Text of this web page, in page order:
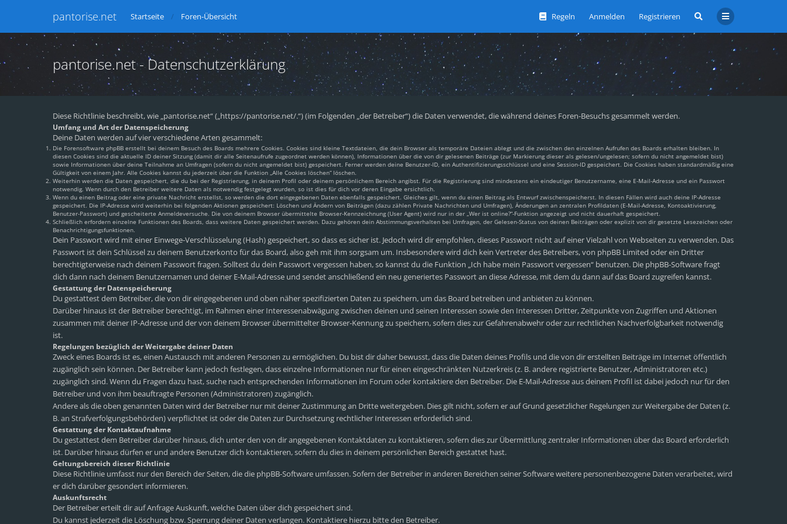
pantorise.net Regeln Anmelden Registrieren
Startseite Foren-Übersicht
pantorise.net - Datenschutzerklärung
Diese Richtlinie beschreibt, wie „pantorise.net“ („https://pantorise.net/.“) (im Folgenden „der Betreiber“) die Daten verwendet, die während deines Foren-Besuchs gesammelt werden.
Umfang und Art der Datenspeicherung
Deine Daten werden auf vier verschiedene Arten gesammelt:
Die Forensoftware phpBB erstellt bei deinem Besuch des Boards mehrere Cookies. Cookies sind kleine Textdateien, die dein Browser als temporäre Dateien ablegt und die zwischen den einzelnen Aufrufen des Boards erhalten bleiben. In
diesen Cookies sind die aktuelle ID deiner Sitzung (damit dir alle Seitenaufrufe zugeordnet werden können), Informationen über die von dir gelesenen Beiträge (zur Markierung dieser als gelesen/ungelesen; sofern du nicht angemeldet bist)
sowie Informationen über deine Teilnahme an Umfragen (sofern du nicht angemeldet bist) gespeichert. Ferner werden deine Benutzer-ID, ein Authentifizierungsschlüssel und eine Session-ID gespeichert. Die Cookies haben standardmäßig eine
Gültigkeit von einem Jahr. Alle Cookies kannst du jederzeit über die Funktion „Alle Cookies löschen“ löschen.
Weiterhin werden die Daten gespeichert, die du bei der Registrierung, in deinem Profil oder deinem persönlichem Bereich angibst. Für die Registrierung sind mindestens ein eindeutiger Benutzername, eine E-Mail-Adresse und ein Passwort
notwendig. Wenn durch den Betreiber weitere Daten als notwendig festgelegt wurden, so ist dies für dich vor deren Eingabe ersichtlich.
Wenn du einen Beitrag oder eine private Nachricht erstellst, so werden die dort eingegebenen Daten ebenfalls gespeichert. Gleiches gilt, wenn du einen Beitrag als Entwurf zwischenspeicherst. In diesen Fällen wird auch deine IP-Adresse
gespeichert. Die IP-Adresse wird weiterhin bei folgenden Aktionen gespeichert: Löschen und Ändern von Beiträgen (dazu zählen Private Nachrichten und Umfragen), Änderungen an zentralen Profildaten (E-Mail-Adresse, Kontoaktivierung,
Benutzer-Passwort) und gescheiterte Anmeldeversuche. Die von deinem Browser übermittelte Browser-Kennzeichnung (User Agent) wird nur in der „Wer ist online?“-Funktion angezeigt und nicht dauerhaft gespeichert.
Schließlich erfordern einzelne Funktionen des Boards, dass weitere Daten gespeichert werden. Dazu gehören dein Abstimmungsverhalten bei Umfragen, der Gelesen-Status von deinen Beiträgen oder explizit von dir gesetzte Lesezeichen oder
Benachrichtigungsfunktionen.
Dein Passwort wird mit einer Einwege-Verschlüsselung (Hash) gespeichert, so dass es sicher ist. Jedoch wird dir empfohlen, dieses Passwort nicht auf einer Vielzahl von Webseiten zu verwenden. Das
Passwort ist dein Schlüssel zu deinem Benutzerkonto für das Board, also geh mit ihm sorgsam um. Insbesondere wird dich kein Vertreter des Betreibers, von phpBB Limited oder ein Dritter
berechtigterweise nach deinem Passwort fragen. Solltest du dein Passwort vergessen haben, so kannst du die Funktion „Ich habe mein Passwort vergessen“ benutzen. Die phpBB-Software fragt
dich dann nach deinem Benutzernamen und deiner E-Mail-Adresse und sendet anschließend ein neu generiertes Passwort an diese Adresse, mit dem du dann auf das Board zugreifen kannst.
Gestattung der Datenspeicherung
Du gestattest dem Betreiber, die von dir eingegebenen und oben näher spezifizierten Daten zu speichern, um das Board betreiben und anbieten zu können.
Darüber hinaus ist der Betreiber berechtigt, im Rahmen einer Interessenabwägung zwischen deinen und seinen Interessen sowie den Interessen Dritter, Zeitpunkte von Zugriffen und Aktionen
zusammen mit deiner IP-Adresse und der von deinem Browser übermittelter Browser-Kennung zu speichern, sofern dies zur Gefahrenabwehr oder zur rechtlichen Nachverfolgbarkeit notwendig
ist.
Regelungen bezüglich der Weitergabe deiner Daten
Zweck eines Boards ist es, einen Austausch mit anderen Personen zu ermöglichen. Du bist dir daher bewusst, dass die Daten deines Profils und die von dir erstellten Beiträge im Internet öffentlich
zugänglich sein können. Der Betreiber kann jedoch festlegen, dass einzelne Informationen nur für einen eingeschränkten Nutzerkreis (z. B. andere registrierte Benutzer, Administratoren etc.)
zugänglich sind. Wenn du Fragen dazu hast, suche nach entsprechenden Informationen im Forum oder kontaktiere den Betreiber. Die E-Mail-Adresse aus deinem Profil ist dabei jedoch nur für den
Betreiber und von ihm beauftragte Personen (Administratoren) zugänglich.
Andere als die oben genannten Daten wird der Betreiber nur mit deiner Zustimmung an Dritte weitergeben. Dies gilt nicht, sofern er auf Grund gesetzlicher Regelungen zur Weitergabe der Daten (z.
B. an Strafverfolgungsbehörden) verpflichtet ist oder die Daten zur Durchsetzung rechtlicher Interessen erforderlich sind.
Gestattung der Kontaktaufnahme
Du gestattest dem Betreiber darüber hinaus, dich unter den von dir angegebenen Kontaktdaten zu kontaktieren, sofern dies zur Übermittlung zentraler Informationen über das Board erforderlich
ist. Darüber hinaus dürfen er und andere Benutzer dich kontaktieren, sofern du dies in deinem persönlichen Bereich gestattet hast.
Geltungsbereich dieser Richtlinie
Diese Richtlinie umfasst nur den Bereich der Seiten, die die phpBB-Software umfassen. Sofern der Betreiber in anderen Bereichen seiner Software weitere personenbezogene Daten verarbeitet, wird
er dich darüber gesondert informieren.
Auskunftsrecht
Der Betreiber erteilt dir auf Anfrage Auskunft, welche Daten über dich gespeichert sind.
Du kannst jederzeit die Löschung bzw. Sperrung deiner Daten verlangen. Kontaktiere hierzu bitte den Betreiber.